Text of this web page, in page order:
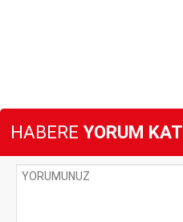
HABERE YORUM KAT